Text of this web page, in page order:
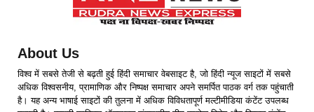
About Us
विश्व में सबसे तेजी से बढ़ती हुई हिंदी समाचार वेबसाइट है, जो हिंदी न्यूज साइटों में सबसे
अधिक विश्वसनीय, प्रामाणिक और निष्पक्ष समाचार अपने समर्पित पाठक वर्ग तक पहुंचाती
है। यह अन्य भाषाई साइटों की तुलना में अधिक विविधतापूर्ण मल्टीमीडिया कंटेंट उपलब्ध